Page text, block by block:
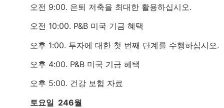
오전 9:00. 은퇴 저축을 최대한 활용하십시오.
오전 10:00. P&B 미국 기금 혜택
오후 1:00. 투자에 대한 첫 번째 단계를 수행하십시오.
오후 4:00. P&B 미국 기금 혜택
오후 5:00. 건강 보험 자료
토요일 246월